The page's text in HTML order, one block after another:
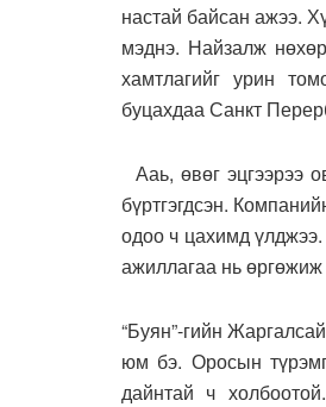
настай байсан ажээ.
мэднэ. Найзалж
хамтлагийг урин
буцахдаа Санкт
Ааь, өвөг эцгээрээ
бүртгэгдсэн.
одоо ч цахимд
ажиллагаа нь
“Буян”-гийн
юм бэ. Оросын
дайнтай ч